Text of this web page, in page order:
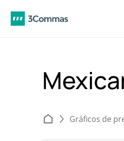
Gráficos de